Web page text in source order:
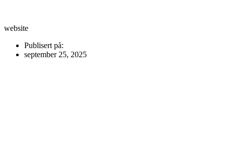
website
Publisert på:
september 25, 2025